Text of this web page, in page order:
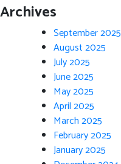
Archives
September 2025
August 2025
July 2025
June 2025
May 2025
April 2025
March 2025
February 2025
January 2025